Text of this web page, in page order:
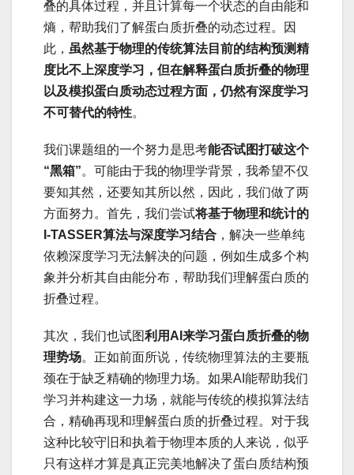
叠的具体过程，并且计算每一个状态的自由能和
熵，帮助我们了解蛋白质折叠的动态过程。因
此， 虽然基于物理的传统算法目前的结构预测精
度比不上深度学习，但在解释蛋白质折叠的物理
以及模拟蛋白质动态过程方面，仍然有深度学习
不可替代的特性。
我们课题组的一个努力是思考能否试图打破这个
“黑箱”。可能由于我的物理学背景，我希望不仅
要知其然，还要知其所以然，因此，我们做了两
方面努力。首先，我们尝试将基于物理和统计的
I-TASSER算法与深度学习结合 ，解决一些单纯
依赖深度学习无法解决的问题，例如生成多个构
象并分析其自由能分布，帮助我们理解蛋白质的
折叠过程。
其次，我们也试图利用AI来学习蛋白质折叠的物
理势场。正如前面所说，传统物理算法的主要瓶
颈在于缺乏精确的物理力场。如果AI能帮助我们
学习并构建这一力场，就能与传统的模拟算法结
合，精确再现和理解蛋白质的折叠过程。对于我
这种比较守旧和执着于物理本质的人来说，似乎
只有这样才算是真正完美地解决了蛋白质结构预